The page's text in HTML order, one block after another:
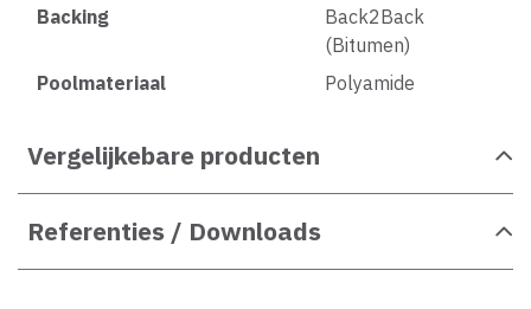
Backing
Back2Back
(Bitumen)
Poolmateriaal
Polyamide
Vergelijkebare producten
Referenties / Downloads